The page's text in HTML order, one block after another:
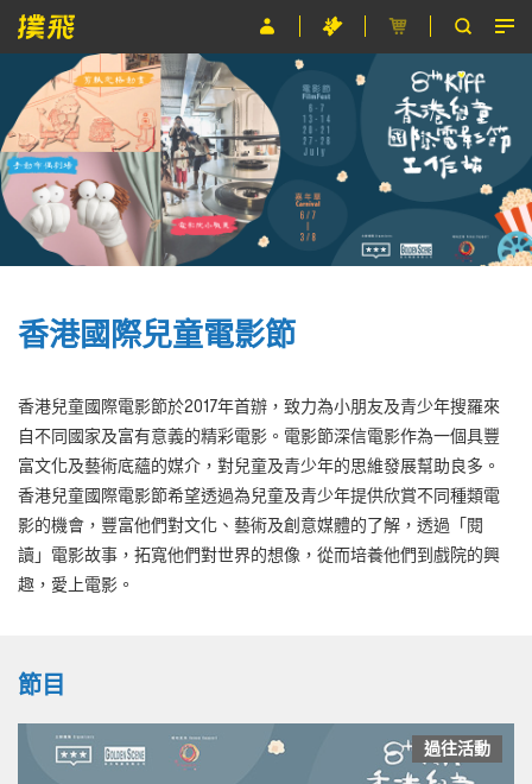
節目
主辦單位
關於撲飛
條款及細則
香港國際兒童電影節
香港兒童國際電影節於2017年首辦，致力為小朋友及青少年搜羅來
自不同國家及富有意義的精彩電影。電影節深信電影作為一個具豐
富文化及藝術底蘊的媒介，對兒童及青少年的思維發展幫助良多。
香港兒童國際電影節希望透過為兒童及青少年提供欣賞不同種類電
影的機會，豐富他們對文化、藝術及創意媒體的了解，透過「閱
讀」電影故事，拓寬他們對世界的想像，從而培養他們到戲院的興
趣，愛上電影。
節目
過往活動